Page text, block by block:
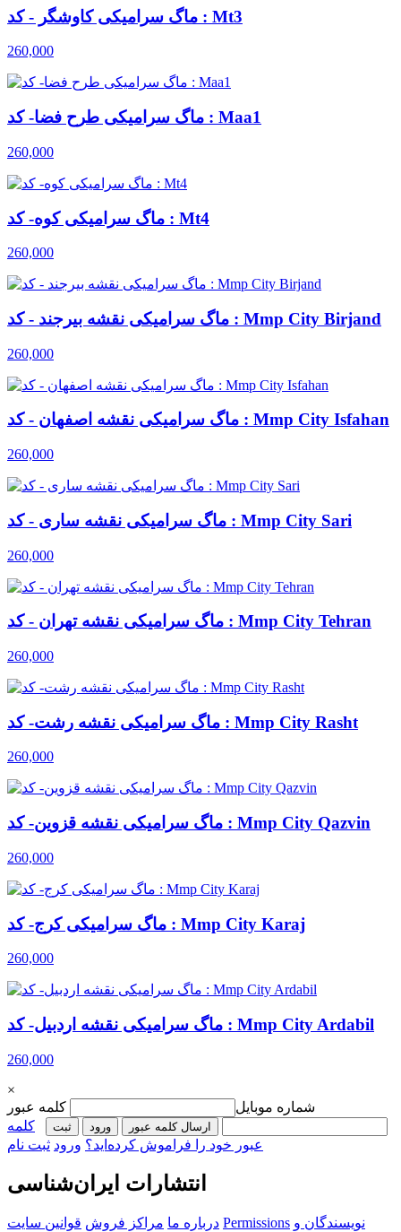
ماگ سرامیکی کاوشگر - کد : Mt3
260,000
ماگ سرامیکی طرح فضا- کد : Maa1
260,000
ماگ سرامیکی کوه- کد : Mt4
260,000
ماگ سرامیکی نقشه بیرجند - کد : Mmp City Birjand
260,000
ماگ سرامیکی نقشه اصفهان - کد : Mmp City Isfahan
260,000
ماگ سرامیکی نقشه ساری - کد : Mmp City Sari
260,000
ماگ سرامیکی نقشه تهران - کد : Mmp City Tehran
260,000
ماگ سرامیکی نقشه رشت- کد : Mmp City Rasht
260,000
ماگ سرامیکی نقشه قزوین- کد : Mmp City Qazvin
260,000
ماگ سرامیکی کرج- کد : Mmp City Karaj
260,000
ماگ سرامیکی نقشه اردبیل- کد : Mmp City Ardabil
260,000
×
شماره موبایل
کلمه عبور
ارسال کلمه عبور ورود ثبت‌
کلمه
عبور خود را فراموش کرده‌اید؟ ورود ثبت نام
انتشارات ایران‌شناسی
درباره ما مراکز فروش قوانین سایت Permissions نویسندگان و